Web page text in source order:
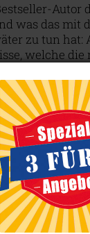
Autor
was das mit
zu tun hat:
welche
NR. 20, S.12
RELIGIONEN
hätte das
Zeit verbirgt
beinahe